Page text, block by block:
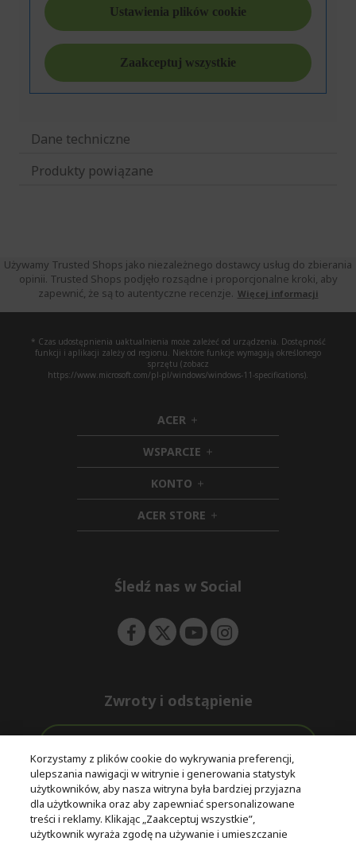
Dane techniczne
Produkty powiązane
Używamy Trusted Shops jako niezależnego dostawcy usług do zbierania
opinii. Trusted Shops podjęło rozsądne i proporcjonalne kroki, aby
zapewnić, że są to autentyczne recenzje. Więcej informacji
* Czas udostępnienia uaktualnienia może zależeć od urządzenia. Dostępność
funkcji i aplikacji zależy od regionu. Niektóre funkcje wymagają określonego
sprzętu (zobacz
https://www.microsoft.com/pl-pl/windows/windows-11-specifications).
ACER h
i
d
d
e
n
WSPARCIE h
i
d
e
n
KONTO h
i
d
d
ACER STORE h
i
e
Śledź nas w Social
Zwroty i odstąpienie
Darmowa
ekspresowa
dostawa
Wsparcie
przed i po
zakupie
Bezpieczne
płatności
Korzystamy z plików cookie do wykrywania preferencji,
ulepszania nawigacji w witrynie i generowania statystyk
użytkowników, aby nasza witryna była bardziej przyjazna
dla użytkownika oraz aby zapewniać spersonalizowane
treści i reklamy. Klikając „Zaakceptuj wszystkie”,
użytkownik wyraża zgodę na używanie i umieszczanie